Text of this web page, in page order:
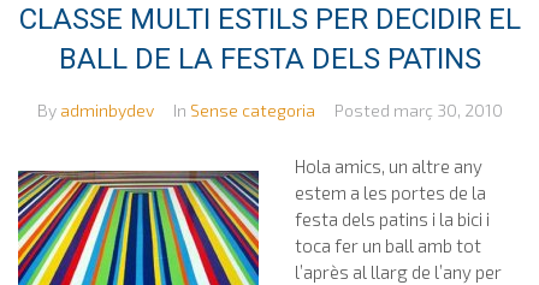
CLASSE MULTI ESTILS PER DECIDIR EL
BALL DE LA FESTA DELS PATINS
By adminbydev In Sense categoria Posted març 30, 2010
Hola amics, un altre any
estem a les portes de la
festa dels patins i la bici i
toca fer un ball amb tot
l’après al llarg de l’any per